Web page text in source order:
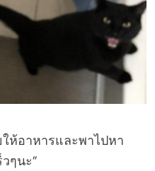
ให้อาหารและพาไปหา
ๆนะ”